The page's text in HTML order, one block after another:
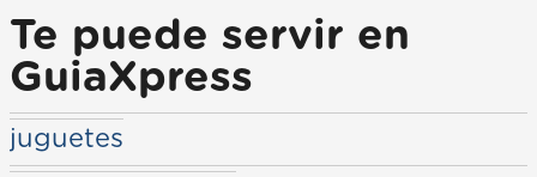
Te puede servir en
GuiaXpress
juguetes